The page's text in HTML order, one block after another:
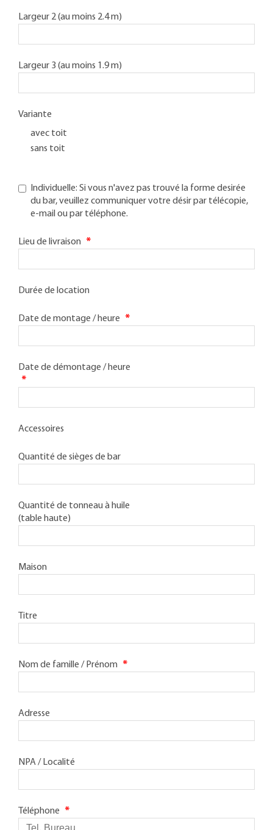
Largeur 2 (au moins 2.4 m)
Largeur 3 (au moins 1.9 m)
Variante
avec toit
sans toit
Individuelle: Si vous n'avez pas trouvé la forme desirée
du bar, veuillez communiquer votre désir par télécopie,
e-mail ou par téléphone.
Lieu de livraison *
Durée de location
Date de montage / heure *
Date de démontage / heure
*
Accessoires
Quantité de sièges de bar
Quantité de tonneau à huile
(table haute)
Maison
Titre
Nom de famille / Prénom *
Adresse
NPA / Localité
Téléphone *